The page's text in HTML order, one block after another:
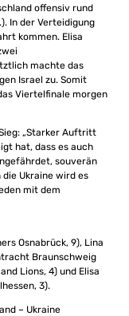
offensiv rund
In der Verteidigung
kommen. Elisa
machte das
Israel zu. Somit
Viertelfinale morgen
„Starker Auftritt
hat, dass es auch
souverän
Ukraine wird es
mit dem
Osnabrück, 9), Lina
Braunschweig
Lions, 4) und Elisa
3).
– Ukraine